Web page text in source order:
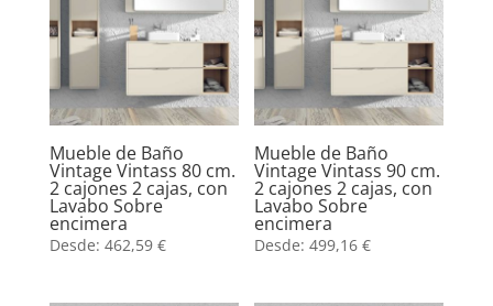
Mueble de Baño
Vintage Vintass 80 cm.
2 cajones 2 cajas, con
Lavabo Sobre
encimera
Desde: 462,59 €
Mueble de Baño
Vintage Vintass 90 cm.
2 cajones 2 cajas, con
Lavabo Sobre
encimera
Desde:499,16€